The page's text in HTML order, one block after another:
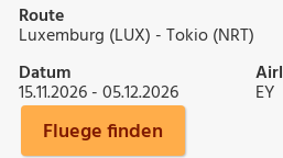
Route
Luxemburg (LUX) - Tokio (NRT)
Datum
15.11.2026 - 05.12.2026 EY
Fluege finden